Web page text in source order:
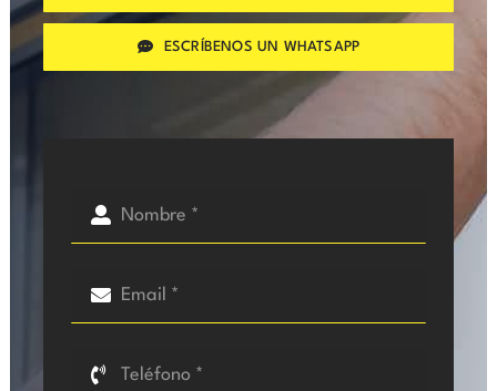
ESCRÍBENOS UN WHATSAPP